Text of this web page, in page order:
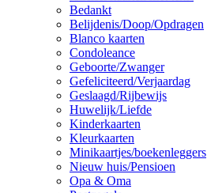
Bedankt
Belijdenis/Doop/Opdragen
Blanco kaarten
Condoleance
Geboorte/Zwanger
Gefeliciteerd/Verjaardag
Geslaagd/Rijbewijs
Huwelijk/Liefde
Kinderkaarten
Kleurkaarten
Minikaartjes/boekenleggers
Nieuw huis/Pensioen
Opa & Oma